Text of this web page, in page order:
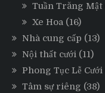
Tuần Trăng Mật
Xe Hoa (16)
Nhà cung cấp (13)
Nội thất cưới (11)
Phong Tục Lễ Cưới
Tâm sự riêng (38)